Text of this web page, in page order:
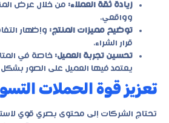
زيادة ثقة العملاء: من خلال عرض
وواقعي.
توضيح مميزات المنتج: وإظهار
قرار الشراء.
تحسين تجربة العميل: خاصة في
يعتمد فيها العميل على الصور بشكل
تعزيز قوة الحملات
تحتاج الشركات إلى محتوى بصري قوي